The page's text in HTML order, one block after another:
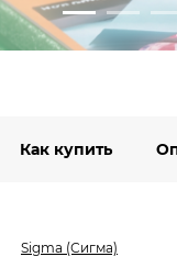
Как купить
Sigma (Сигма)